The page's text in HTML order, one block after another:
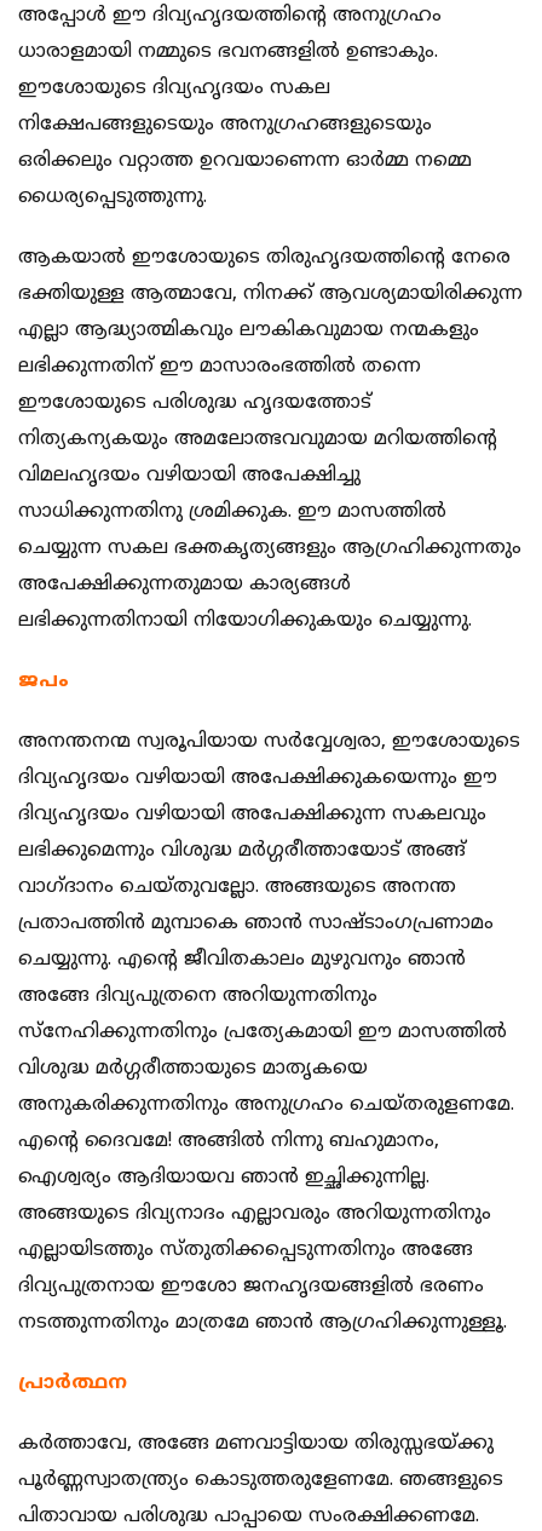
അപ്പോള്‍ ഈ ദിവ്യഹൃദയത്തിന്‍റെ അനുഗ്രഹം
ധാരാളമായി നമ്മുടെ ഭവനങ്ങളില്‍ ഉണ്ടാകും.
ഈശോയുടെ ദിവ്യഹൃദയം സകല
നിക്ഷേപങ്ങളുടെയും അനുഗ്രഹങ്ങളുടെയും
ഒരിക്കലും വറ്റാത്ത ഉറവയാണെന്ന ഓര്‍മ്മ നമ്മെ
ധൈര്യപ്പെടുത്തുന്നു.
ആകയാല്‍ ഈശോയുടെ തിരുഹൃദയത്തിന്‍റെ നേരെ
ഭക്തിയുള്ള ആത്മാവേ, നിനക്ക് ആവശ്യമായിരിക്കുന്ന
എല്ലാ ആദ്ധ്യാത്മികവും ലൗകികവുമായ നന്മകളും
ലഭിക്കുന്നതിന് ഈ മാസാരംഭത്തില്‍ തന്നെ
ഈശോയുടെ പരിശുദ്ധ ഹൃദയത്തോട്
നിത്യകന്യകയും അമലോത്ഭവവുമായ മറിയത്തിന്‍റെ
വിമലഹൃദയം വഴിയായി അപേക്ഷിച്ചു
സാധിക്കുന്നതിനു ശ്രമിക്കുക. ഈ മാസത്തില്‍
ചെയ്യുന്ന സകല ഭക്തകൃത്യങ്ങളും ആഗ്രഹിക്കുന്നതും
അപേക്ഷിക്കുന്നതുമായ കാര്യങ്ങള്‍
ലഭിക്കുന്നതിനായി നിയോഗിക്കുകയും ചെയ്യുന്നു.
ജപം
അനന്തനന്മ സ്വരൂപിയായ സര്‍വ്വേശ്വരാ, ഈശോയുടെ
ദിവ്യഹൃദയം വഴിയായി അപേക്ഷിക്കുകയെന്നും ഈ
ദിവ്യഹൃദയം വഴിയായി അപേക്ഷിക്കുന്ന സകലവും
ലഭിക്കുമെന്നും വിശുദ്ധ മര്‍ഗ്ഗരീത്തായോട് അങ്ങ്
വാഗ്ദാനം ചെയ്തുവല്ലോ. അങ്ങയുടെ അനന്ത
പ്രതാപത്തിന്‍ മുമ്പാകെ ഞാന്‍ സാഷ്ടാംഗപ്രണാമം
ചെയ്യുന്നു. എന്‍റെ ജീവിതകാലം മുഴുവനും ഞാന്‍
അങ്ങേ ദിവ്യപുത്രനെ അറിയുന്നതിനും
സ്നേഹിക്കുന്നതിനും പ്രത്യേകമായി ഈ മാസത്തില്‍
വിശുദ്ധ മര്‍ഗ്ഗരീത്തായുടെ മാതൃകയെ
അനുകരിക്കുന്നതിനും അനുഗ്രഹം ചെയ്തരുളണമേ.
എന്‍റെ ദൈവമേ! അങ്ങില്‍ നിന്നു ബഹുമാനം,
ഐശ്വര്യം ആദിയായവ ഞാന്‍ ഇച്ഛിക്കുന്നില്ല.
അങ്ങയുടെ ദിവ്യനാദം എല്ലാവരും അറിയുന്നതിനും
എല്ലായിടത്തും സ്തുതിക്കപ്പെടുന്നതിനും അങ്ങേ
ദിവ്യപുത്രനായ ഈശോ ജനഹൃദയങ്ങളില്‍ ഭരണം
നടത്തുന്നതിനും മാത്രമേ ഞാന്‍ ആഗ്രഹിക്കുന്നുള്ളൂ.
പ്രാര്‍ത്ഥന
കര്‍ത്താവേ, അങ്ങേ മണവാട്ടിയായ തിരുസ്സഭയ്ക്കു
പൂര്‍ണ്ണസ്വാതന്ത്ര്യം കൊടുത്തരുളേണമേ. ഞങ്ങളുടെ
പിതാവായ പരിശുദ്ധ പാപ്പായെ സംരക്ഷിക്കണമേ.